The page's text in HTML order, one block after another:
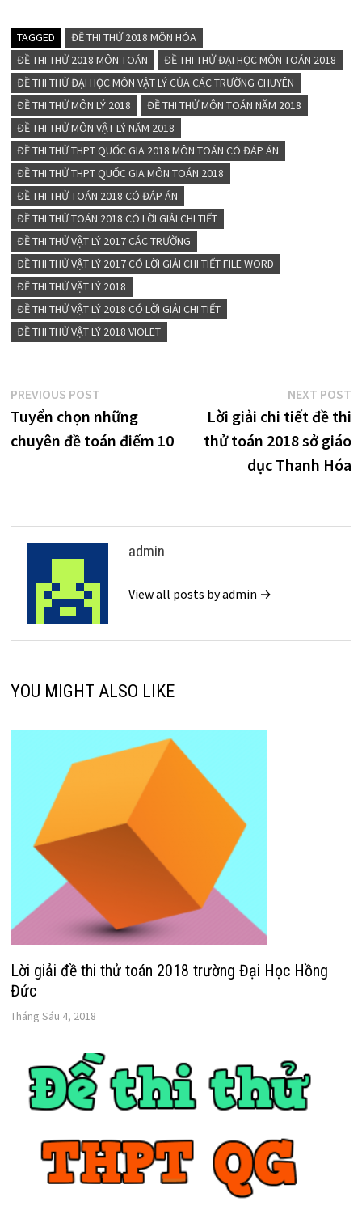
TAGGED
ĐỀ THI THỬ 2018 MÔN HÓA
ĐỀ THI THỬ 2018 MÔN TOÁN
ĐỀ THI THỬ ĐẠI HỌC MÔN TOÁN 2018
ĐỀ THI THỬ ĐẠI HỌC MÔN VẬT LÝ CỦA CÁC TRƯỜNG CHUYÊN
ĐỀ THI THỬ MÔN LÝ 2018
ĐỀ THI THỬ MÔN TOÁN NĂM 2018
ĐỀ THI THỬ MÔN VẬT LÝ NĂM 2018
ĐỀ THI THỬ THPT QUỐC GIA 2018 MÔN TOÁN CÓ ĐÁP ÁN
ĐỀ THI THỬ THPT QUỐC GIA MÔN TOÁN 2018
ĐỀ THI THỬ TOÁN 2018 CÓ ĐÁP ÁN
ĐỀ THI THỬ TOÁN 2018 CÓ LỜI GIẢI CHI TIẾT
ĐỀ THI THỬ VẬT LÝ 2017 CÁC TRƯỜNG
ĐỀ THI THỬ VẬT LÝ 2017 CÓ LỜI GIẢI CHI TIẾT FILE WORD
ĐỀ THI THỬ VẬT LÝ 2018
ĐỀ THI THỬ VẬT LÝ 2018 CÓ LỜI GIẢI CHI TIẾT
ĐỀ THI THỬ VẬT LÝ 2018 VIOLET
Điều
hướng
bài
PREVIOUS POSTPrevious
post:
Tuyển chọn những
chuyên đề toán điểm 10
NEXT POST
Lời giải chi tiết đề thi
thử toán 2018 sở giáo
dục Thanh Hóa
admin
View all posts by admin →
YOU MIGHT ALSO LIKE
Lời giải đề thi thử toán 2018 trường Đại Học Hồng
Đức
Tháng Sáu 4, 2018